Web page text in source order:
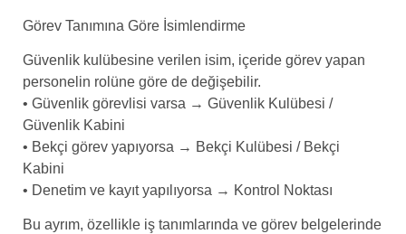
Görev Tanımına Göre İsimlendirme
Güvenlik kulübesine verilen isim, içeride görev yapan
personelin rolüne göre de değişebilir.
• Güvenlik görevlisi varsa → Güvenlik Kulübesi /
Güvenlik Kabini
• Bekçi görev yapıyorsa → Bekçi Kulübesi / Bekçi
Kabini
• Denetim ve kayıt yapılıyorsa → Kontrol Noktası
Bu ayrım, özellikle iş tanımlarında ve görev belgelerinde